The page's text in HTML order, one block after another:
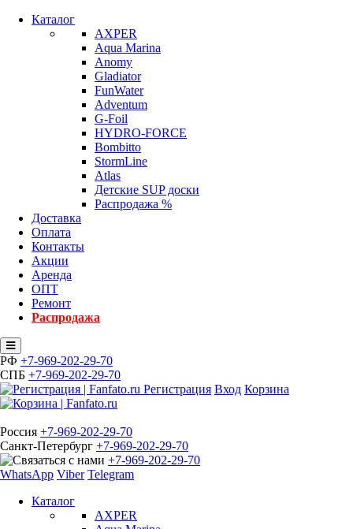
Каталог
AXPER
Aqua Marina
Anomy
Gladiator
FunWater
Adventum
G-Foil
HYDRO-FORCE
Bombitto
StormLine
Atlas
Детские SUP доски
Распродажа %
Доставка
Оплата
Контакты
Акции
Аренда
ОПТ
Ремонт
Распродажа
РФ +7-969-202-29-70
СПБ +7-969-202-29-70
Регистрация Вход Корзина
Россия +7-969-202-29-70
Санкт-Петербург +7-969-202-29-70
+7-969-202-29-70
WhatsApp Viber Telegram
Каталог
AXPER